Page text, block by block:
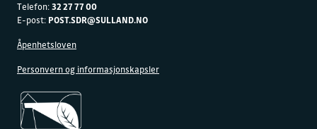
Telefon:32 27 77 00
E-post: POST.SDR@SULLAND.NO
Åpenhetsloven
Personvern og informasjonskapsler